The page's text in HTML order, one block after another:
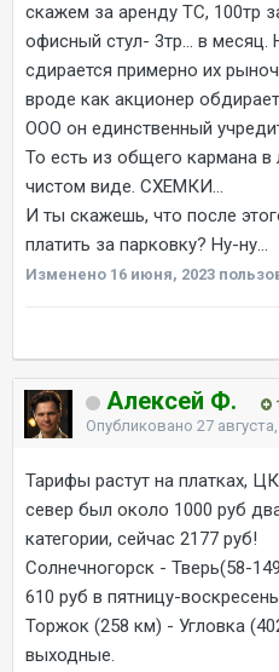
скажем за аренду ТС, 100тр
офисный стул- 3тр... в
сдирается примерно их
вроде как акционер
ООО он единственный
То есть из общего кармана
чистом виде. СХЕМКИ...
И ты скажешь, что после
платить за парковку? Ну-ну...
Изменено 16 июня, 2023
Алексей Ф.
Опубликовано 27
Тарифы растут на платках,
север был около 1000 руб
категории, сейчас 2177 руб!
Солнечногорск - Тверь(58-
610 руб в пятницу-
Торжок (258 км) - Угловка
выходные.